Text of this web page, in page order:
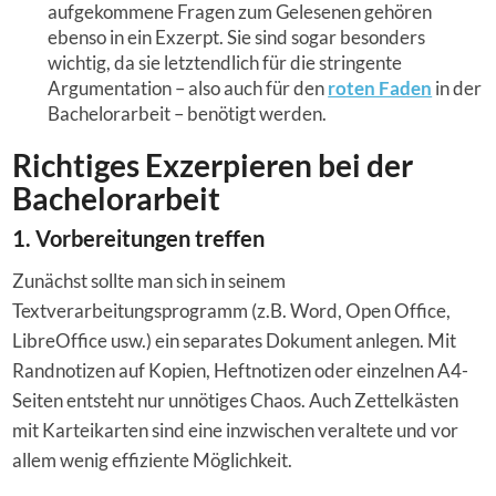
aufgekommene Fragen zum Gelesenen gehören
ebenso in ein Exzerpt. Sie sind sogar besonders
wichtig, da sie letztendlich für die stringente
Argumentation – also auch für denroten Faden in der
Bachelorarbeit – benötigt werden.
Richtiges Exzerpieren bei der
Bachelorarbeit
1. Vorbereitungen treffen
Zunächst sollte man sich in seinem
Textverarbeitungsprogramm (z.B. Word, Open Office,
LibreOffice usw.) ein separates Dokument anlegen. Mit
Randnotizen auf Kopien, Heftnotizen oder einzelnen A4-
Seiten entsteht nur unnötiges Chaos. Auch Zettelkästen
mit Karteikarten sind eine inzwischen veraltete und vor
allem wenig effiziente Möglichkeit.